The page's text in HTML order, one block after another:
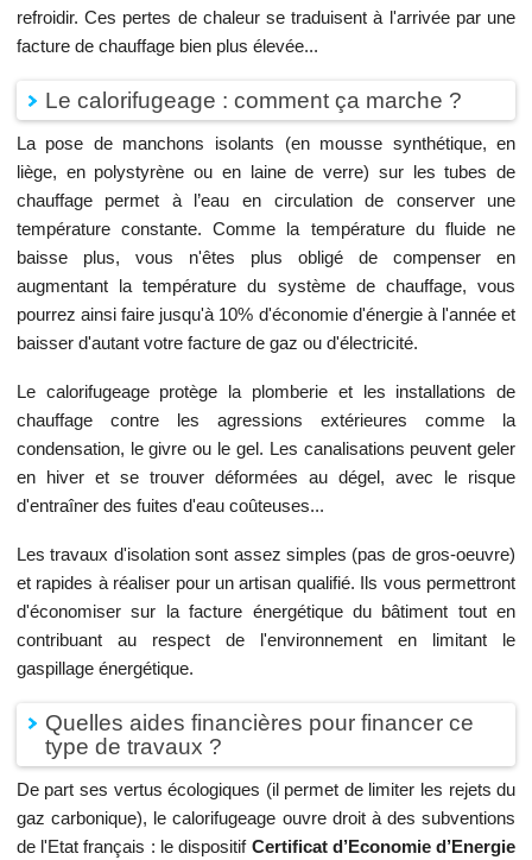
refroidir. Ces pertes de chaleur se traduisent à l'arrivée par une
facture de chauffage bien plus élevée...
Le calorifugeage : comment ça marche ?
La pose de manchons isolants (en mousse synthétique, en
liège, en polystyrène ou en laine de verre) sur les tubes de
chauffage permet à l’eau en circulation de conserver une
température constante. Comme la température du fluide ne
baisse plus, vous n'êtes plus obligé de compenser en
augmentant la température du système de chauffage, vous
pourrez ainsi faire jusqu'à 10% d'économie d'énergie à l'année et
baisser d'autant votre facture de gaz ou d'électricité.
Le calorifugeage protège la plomberie et les installations de
chauffage contre les agressions extérieures comme la
condensation, le givre ou le gel. Les canalisations peuvent geler
en hiver et se trouver déformées au dégel, avec le risque
d'entraîner des fuites d'eau coûteuses...
Les travaux d'isolation sont assez simples (pas de gros-oeuvre)
et rapides à réaliser pour un artisan qualifié. Ils vous permettront
d'économiser sur la facture énergétique du bâtiment tout en
contribuant au respect de l'environnement en limitant le
gaspillage énergétique.
Quelles aides financières pour financer ce
type de travaux ?
De part ses vertus écologiques (il permet de limiter les rejets du
gaz carbonique), le calorifugeage ouvre droit à des subventions
de l'Etat français : le dispositif Certificat d’Economie d’Energie